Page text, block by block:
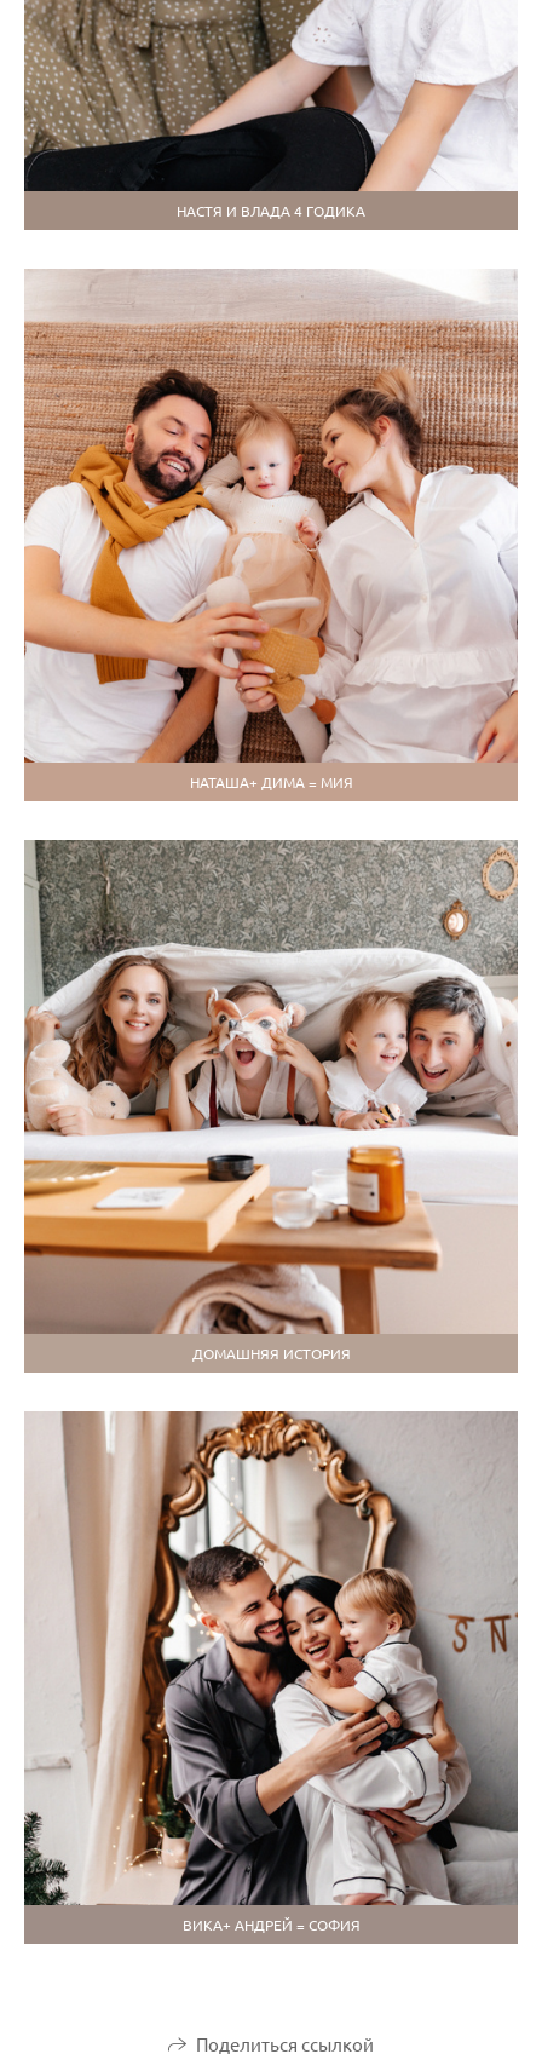
НАСТЯ И ВЛАДА 4 ГОДИКА
НАТАША+ ДИМА = МИЯ
ДОМАШНЯЯ ИСТОРИЯ
ВИКА+ АНДРЕЙ = СОФИЯ
Поделиться ссылкой